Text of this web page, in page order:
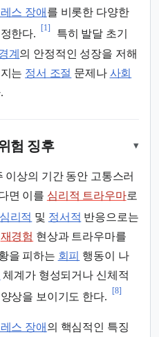
스 장애 를 비롯한 다양한
한다.
[1]
특히 발달 초기
계 의 안정적인 성장을 저해
는 정서 조절 문제나 사회
험 징후 ▾
이상의 기간 동안 고통스러
면 이를 심리적 트라우마로
심리적 및 정서적 반응으로는
재경험 현상과 트라우마를
을 피하는 회피 행동이 나
체계가 형성되거나 신체적
상을 보이기도 한다.
[8]
스 장애 의 핵심적인 특징